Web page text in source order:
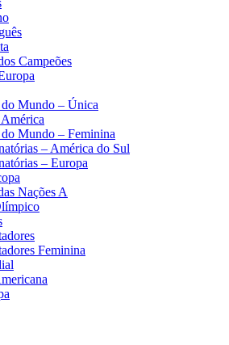
Campeões
Mundo – Única
Mundo – Feminina
– América do Sul
– Europa
Nações A
Feminina